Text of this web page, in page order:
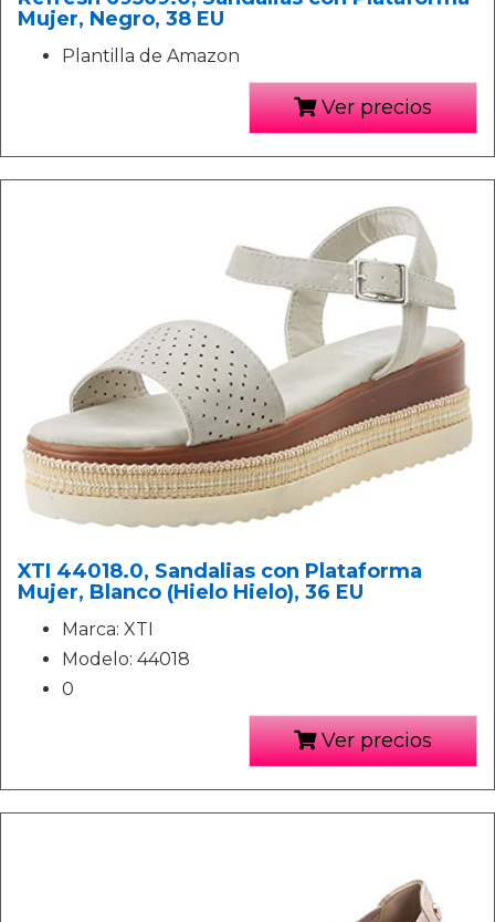
Mujer, Negro, 38 EU
Plantilla de Amazon
Ver precios
XTI 44018.0, Sandalias con Plataforma
Mujer, Blanco (Hielo Hielo), 36 EU
Marca: XTI
Modelo: 44018
0
Ver precios